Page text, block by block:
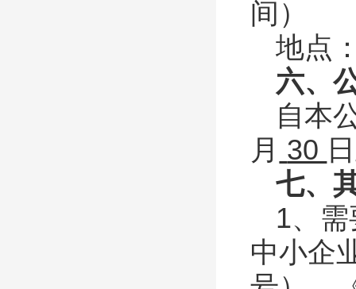
间）
地点
六、
自本
月 30
七、
1、
中小企